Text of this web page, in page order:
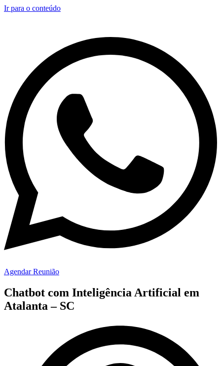
Ir para o conteúdo
Agendar Reunião
Chatbot com Inteligência Artificial em
Atalanta – SC